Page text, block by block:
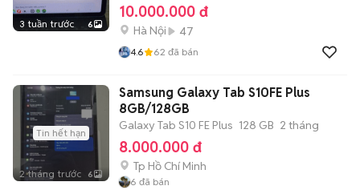
3 tuần trước 6
10.000.000 đ
Hà Nội 47
4.6 62 đã bán
Tin hết hạn
2 tháng trước 6
Samsung Galaxy Tab S10FE Plus
8GB/128GB
Galaxy Tab S10 FE Plus 128 GB 2 tháng
8.000.000 đ
Tp Hồ Chí Minh
6 đã bán